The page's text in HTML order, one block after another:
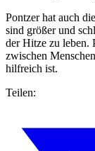
Pontzer hat auch
sind größer und
der Hitze zu leben.
zwischen
hilfreich ist.
Teilen: